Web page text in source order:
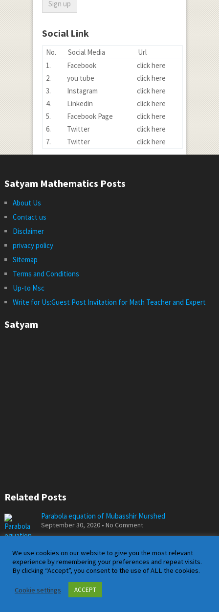
Social Link
No. Social Media
Url
1.
Facebook
click here
2.
you tube
click here
3.
Instagram
click here
4.
Linkedin
click here
5.
Facebook Page
click here
6.
Twitter
click here
7.
Twitter click here
Satyam Mathematics Posts
About Us
Contact us
Disclaimer
privacy policy
Sitemap
Terms and Conditions
Up-to Msc
Write for Us:Guest Post Invitation for Math Teacher and Expert
Satyam
Related Posts
Parabola equation of Mubasshir Murshed
September 30, 2020 • No Comment
Gender differences in mathematics increase by
underestimating girls
We use cookies on our website to give you the most relevant
experience by remembering your preferences and repeat visits.
By clicking “Accept”, you consent to the use of ALL the cookies.
Cookie settings ACCEPT